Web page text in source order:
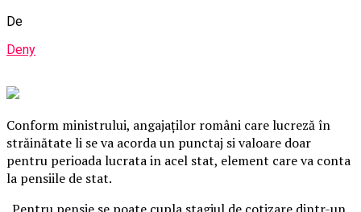
De
Deny
Conform ministrului, angajaţilor români care lucreză în
străinătate li se va acorda un punctaj si valoare doar
pentru perioada lucrata in acel stat, element care va conta
la pensiile de stat.